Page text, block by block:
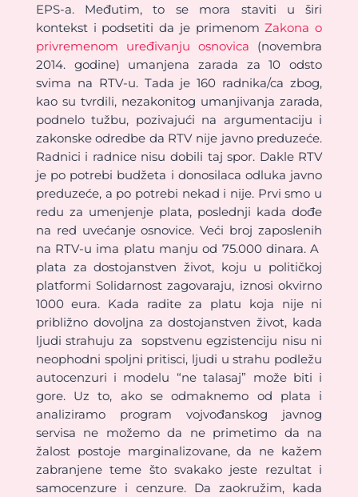
EPS-a. Međutim, to se mora staviti u širi
kontekst i podsetiti da je primenomZakona o
privremenom uređivanju osnovica (novembra
2014. godine) umanjena zarada za 10 odsto
svima na RTV-u. Tada je 160 radnika/ca zbog,
kao su tvrdili, nezakonitog umanjivanja zarada,
podnelo tužbu, pozivajući na argumentaciju i
zakonske odredbe da RTV nije javno preduzeće.
Radnici i radnice nisu dobili taj spor. Dakle RTV
je po potrebi budžeta i donosilaca odluka javno
preduzeće, a po potrebi nekad i nije. Prvi smo u
redu za umenjenje plata, poslednji kada dođe
na red uvećanje osnovice. Veći broj zaposlenih
na RTV-u ima platu manju od 75.000 dinara. A
plata za dostojanstven život, koju u političkoj
platformi Solidarnost zagovaraju, iznosi okvirno
1000 eura. Kada radite za platu koja nije ni
približno dovoljna za dostojanstven život, kada
ljudi strahuju za sopstvenu egzistenciju nisu ni
neophodni spoljni pritisci, ljudi u strahu podležu
autocenzuri i modelu “ne talasaj” može biti i
gore. Uz to, ako se odmaknemo od plata i
analiziramo program vojvođanskog javnog
servisa ne možemo da ne primetimo da na
žalost postoje marginalizovane, da ne kažem
zabranjene teme što svakako jeste rezultat i
samocenzure i cenzure. Da zaokružim, kada